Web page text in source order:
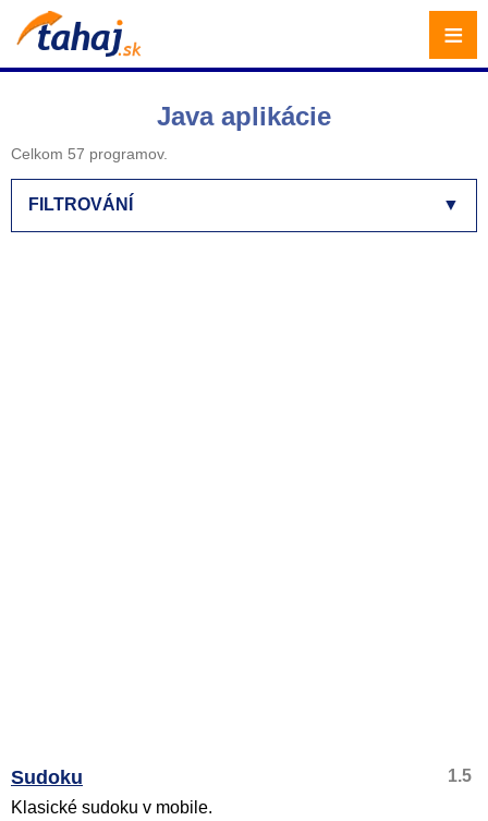
Java aplikácie
Celkom 57 programov.
▼
FILTROVÁNÍ
Sudoku
1.5
Klasické sudoku v mobile.
≡